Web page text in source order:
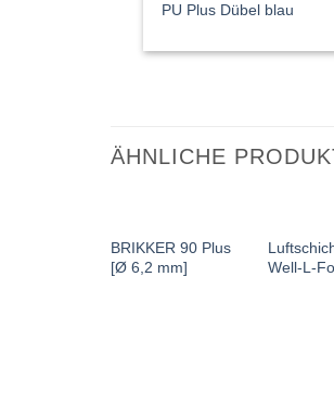
PU Plus Dübel blau
ÄHNLICHE
BRIKKER 90 Plus
[Ø 6,2 mm]
Well-L-